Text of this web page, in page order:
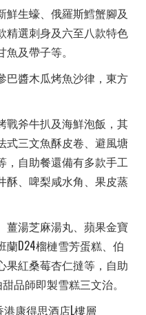
鮮生蠔、俄羅斯鱈蟹腳及
精選刺身及六至八款特色
及帶子等。
巴醬木瓜烤魚沙律，東方
戰斧牛扒及海鮮泡飯，其
式三文魚酥皮卷、避風塘
，自助餐還備有多款手工
酥、啤梨咸水角、果皮蒸
薑湯芝麻湯丸、蘋果金寶
D24榴槤雪芳蛋糕、伯
果紅桑莓杏仁撻等，自助
品師即製雪糕三文治。
康得思酒店L樓層